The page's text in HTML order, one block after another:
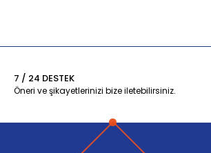
7 / 24 DESTEK
Öneri ve şikayetlerinizi bize iletebilirsiniz.